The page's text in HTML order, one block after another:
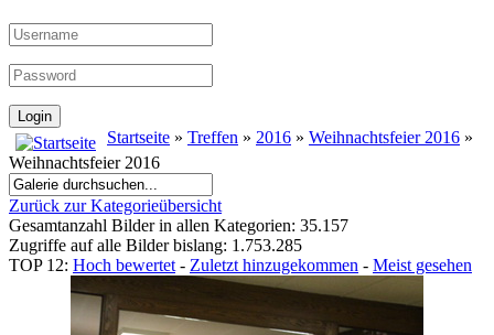
Startseite » Treffen » 2016 » Weihnachtsfeier 2016 »
Weihnachtsfeier 2016
Zurück zur Kategorieübersicht
Gesamtanzahl Bilder in allen Kategorien: 35.157
Zugriffe auf alle Bilder bislang: 1.753.285
TOP 12: Hoch bewertet - Zuletzt hinzugekommen - Meist gesehen